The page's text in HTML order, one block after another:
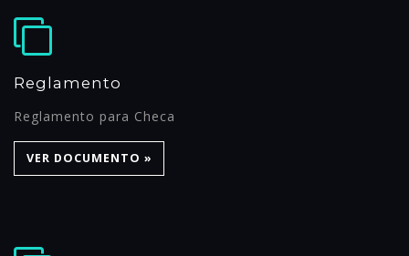
Reglamento
Reglamento para Checa
VER DOCUMENTO »